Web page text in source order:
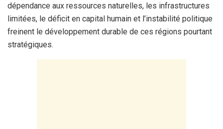
dépendance aux ressources naturelles, les infrastructures
limitées, le déficit en capital humain et l’instabilité politique
freinent le développement durable de ces régions pourtant
stratégiques.